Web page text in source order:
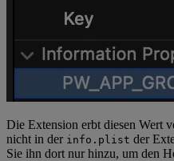
Die Extension erbt diesen Wert
nicht in der info.plist der
Sie ihn dort nur hinzu, um den